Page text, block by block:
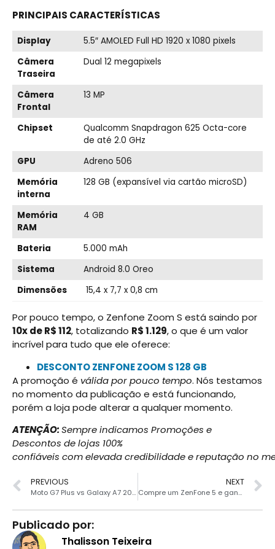
PRINCIPAIS CARACTERÍSTICAS
Display
5.5″ AMOLED Full HD 1920 x 1080 pixels
Câmera
Traseira
Dual 12 megapixels
Câmera
Frontal
13 MP
Chipset
Qualcomm Snapdragon 625 Octa-core
de até 2.0 GHz
GPU
Adreno 506
Memória
interna
128 GB (expansível via cartão microSD)
Memória
RAM
4 GB
Bateria
5.000 mAh
Sistema
Android 8.0 Oreo
Dimensões
15,4 x 7,7 x 0,8 cm
Por pouco tempo, o Zenfone Zoom S está saindo por
10x de R$ 112, totalizando R$ 1.129, o que é um valor
incrível para tudo que ele oferece:
DESCONTO ZENFONE ZOOM S 128 GB
A promoção é válida por pouco tempo. Nós testamos
no momento da publicação e está funcionando,
porém a loja pode alterar a qualquer momento.
ATENÇÃO:Sempre indicamos Promoções e
Descontos de lojas 100%
confiáveis com elevada credibilidade e reputação no
PREVIOUS
Moto G7 Plus vs Galaxy A7 2018: Qual é o melhor?
NEXT
Compre um ZenFone 5 e ganhe outro Asus
Publicado por:
Thalisson Teixeira